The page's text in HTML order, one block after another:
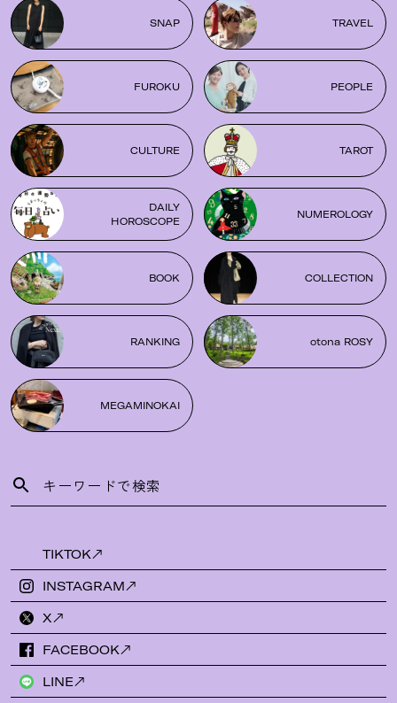
SNAP TRAVEL
FUROKU PEOPLE
CULTURE TAROT
DAILY
HOROSCOPE
NUMEROLOGY
BOOK COLLECTION
RANKING otona ROSY
MEGAMINOKAI
TIKTOK
INSTAGRAM
X
FACEBOOK
LINE